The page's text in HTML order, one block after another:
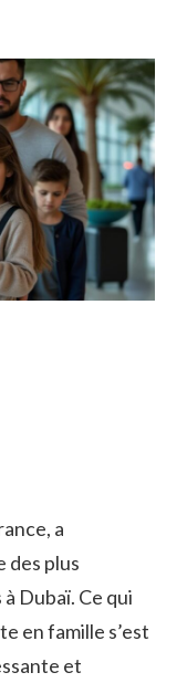
a
des plus
Dubaï. Ce qui
en famille s’est
et